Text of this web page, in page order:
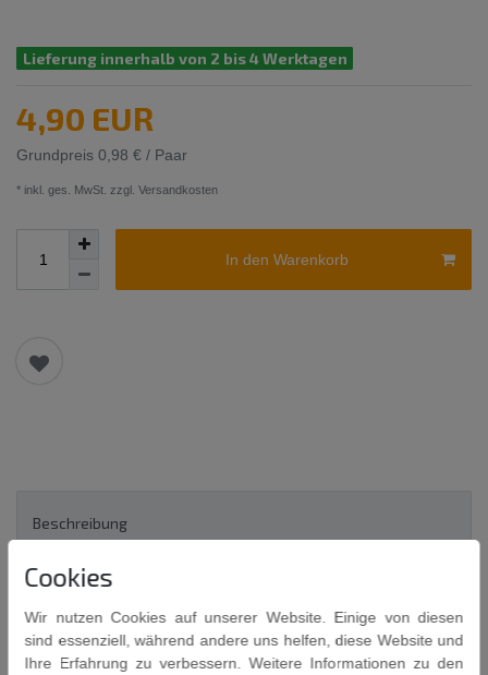
Lieferung innerhalb von 2 bis 4 Werktagen
4,90 EUR
Grundpreis 0,98 € / Paar
* inkl. ges. MwSt. zzgl. Versandkosten
In den Warenkorb
Beschreibung
Weitere Details
EU-Verantwortlicher
Cookies
Wir nutzen Cookies auf unserer Website. Einige von diesen
sind essenziell, während andere uns helfen, diese Website und
Ihre Erfahrung zu verbessern. Weitere Informationen zu den